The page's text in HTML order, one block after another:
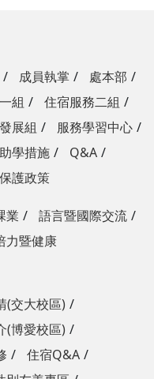
成員執掌
處本部
組
住宿服務二組
展組
服務學習中心
學措施
Q&A
護政策
業
語言暨國際交流
力暨健康
(交大校區)
(博愛校區)
住宿Q&A